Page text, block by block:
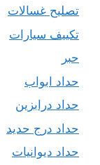
تصليح غسالات
تكييف سيارات
حبر
حداد ابواب
حداد درابزين
حداد درج حديد
حداد ديوانيات